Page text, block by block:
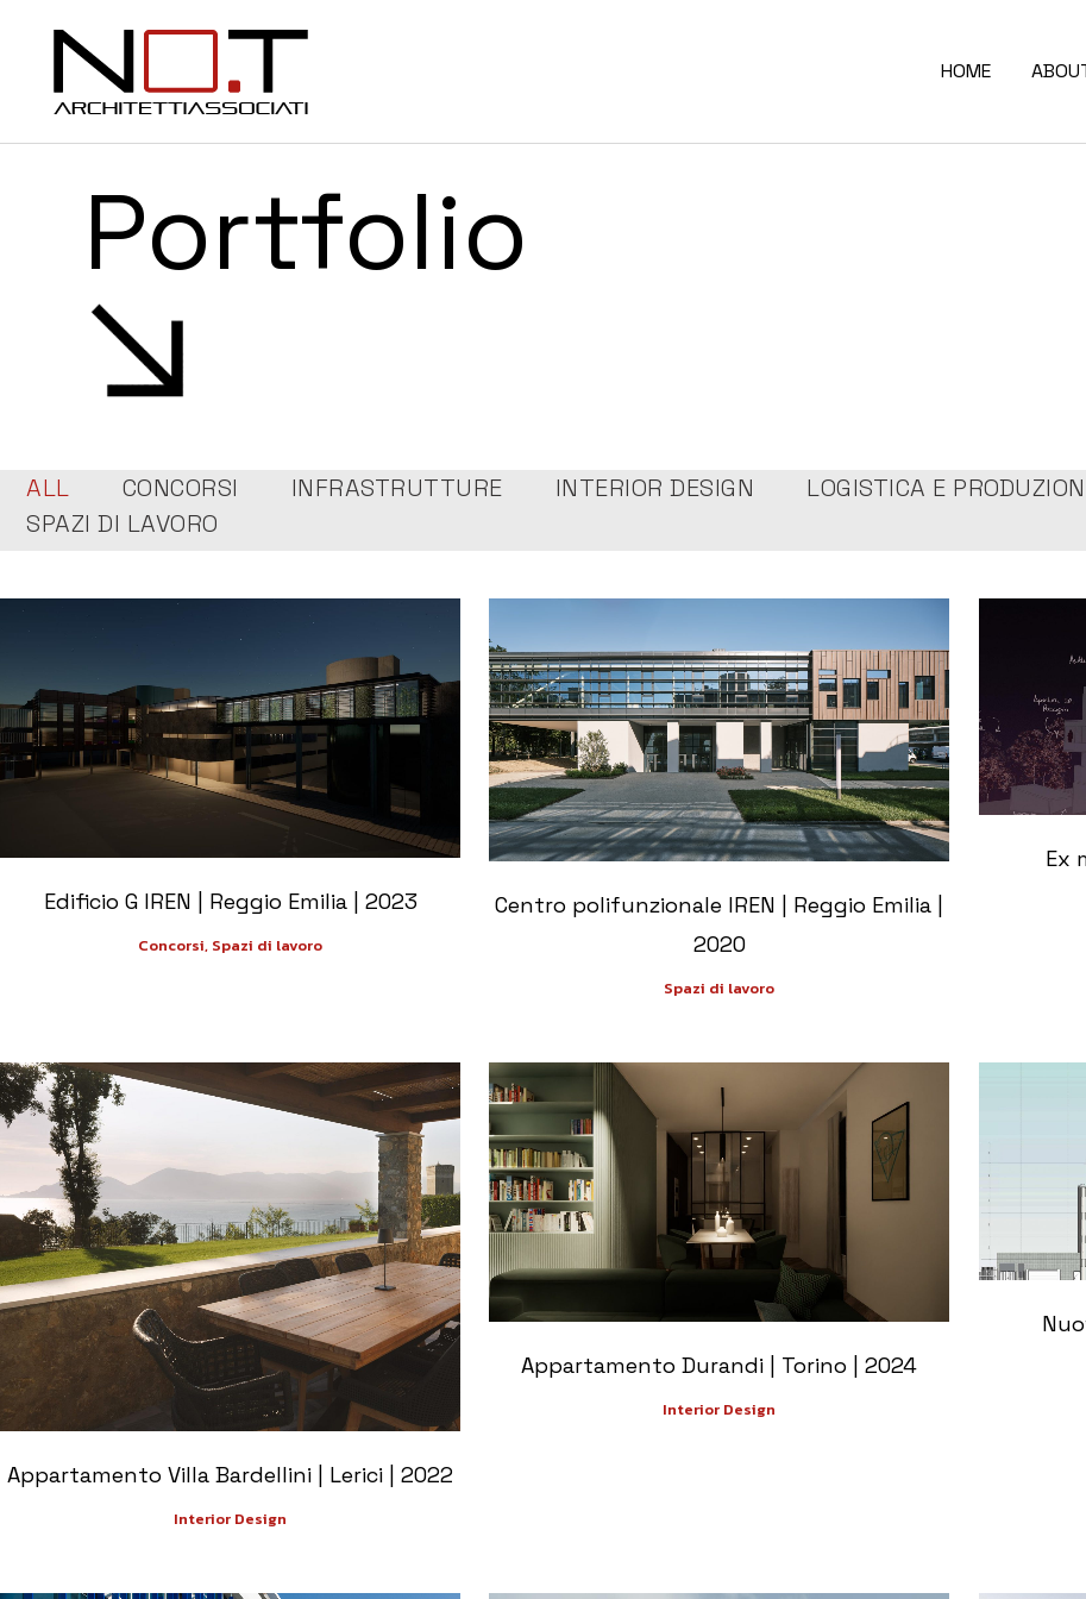
HOME
Portfolio
ALL CONCORSI INFRASTRUTTURE INTERIOR DESIGN LOGISTICA E
SPAZI DI LAVORO
+
Edificio G IREN | Reggio Emilia | 2023
Concorsi, Spazi di lavoro
+
Centro polifunzionale IREN | Reggio Emilia |
2020
Spazi di lavoro
Ex
+
Appartamento Villa Bardellini | Lerici | 2022
Interior Design
+
Appartamento Durandi | Torino | 2024
Interior Design